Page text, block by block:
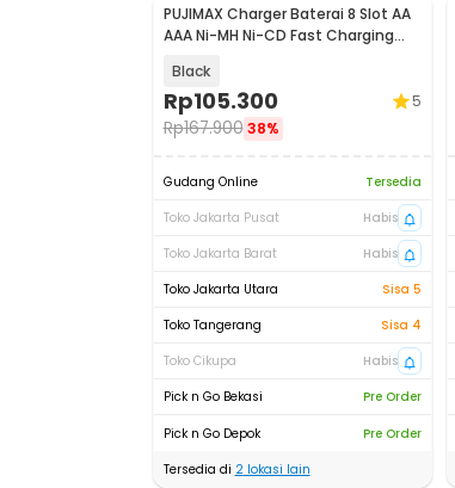
PUJIMAX Charger Baterai 8 Slot AA
AAA Ni-MH Ni-CD Fast Charging
Black
Rp105.300
Rp167.900 38%
5
Gudang Online
Tersedia
Toko Jakarta Pusat
Habis
Toko Jakarta Barat
Habis
Toko Jakarta Utara
Sisa 5
Toko Tangerang
Sisa 4
Toko Cikupa
Habis
Pick n Go Bekasi
Pre Order
Pick n Go Depok
Pre Order
Tersedia di 2lokasi lain